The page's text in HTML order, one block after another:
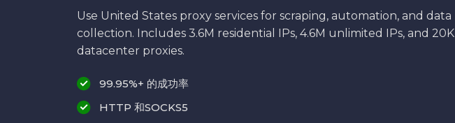
Use United States proxy services for scraping, automation, and data
collection. Includes 3.6M residential IPs, 4.6M unlimited IPs, and 20K
datacenter proxies.
99.95%+ 的成功率
HTTP 和SOCKS5